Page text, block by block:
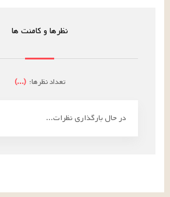
نظرها و کامنت ها
تعداد نظرها: (
...
)
در حال بارگذاری نظرات...